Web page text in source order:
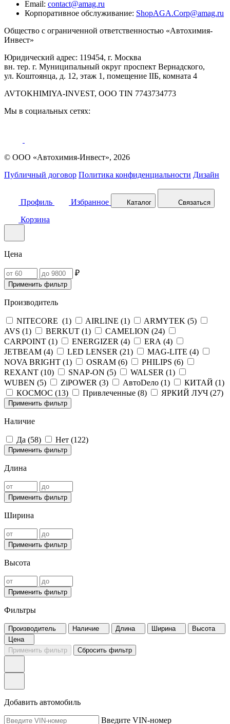
Email: contact@amag.ru
Корпоративное обслуживание: ShopAGA.Corp@amag.ru
Общество с ограниченной ответственностью «Автохимия-
Инвест»
Юридический адрес: 119454, г. Москва
вн. тер. г. Муниципальный округ проспект Вернадского,
ул. Коштоянца, д. 12, этаж 1, помещение IIБ, комната 4
AVTOKHIMIYA-INVEST, OOO TIN 7743734773
Мы в социальных сетях:
© ООО «Автохимия-Инвест», 2026
Публичный договор Политика конфиденциальности Дизайн
Профиль Избранное Каталог Связаться
Корзина
Цена
₽
Применить фильтр
Производитель
NITECORE (1) AIRLINE (1) ARMYTEK (5)
AVS (1) BERKUT (1) CAMELION (24)
CARPOINT (1) ENERGIZER (4) ERA (4)
JETBEAM (4) LED LENSER (21) MAG-LITE (4)
NOVA BRIGHT (1) OSRAM (6) PHILIPS (6)
REXANT (10) SNAP-ON (5) WALSER (1)
WUBEN (5) ZiPOWER (3) АвтоDело (1) КИТАЙ (1)
КОСМОС (13) Привлеченные (8) ЯРКИЙ ЛУЧ (27)
Применить фильтр
Наличие
Да (58) Нет (122)
Применить фильтр
Длина
Применить фильтр
Ширина
Применить фильтр
Высота
Применить фильтр
Фильтры
Производитель Наличие Длина Ширина
Высота
Цена
Применить фильтр
Сбросить фильтр
Добавить автомобиль
Введите VIN-номер